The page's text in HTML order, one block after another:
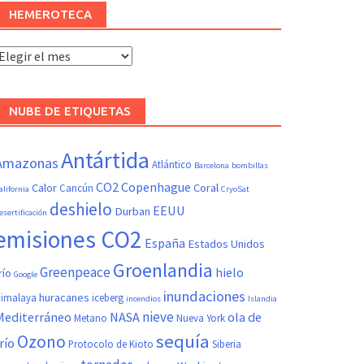
HEMEROTECA
Hemeroteca
NUBE DE ETIQUETAS
Antártida Atlántico Barcelona bombillas
Calor Cancún CO2Copenhague Coral CryoSat
deshielo Durban EEUU
CO2 España Estados Unidos
Google GreenpeaceGroenlandia hielo
huracanes iceberg incendios inundaciones Islandia
Metano NASA nieveNueva Yorkola de
Ozono Protocolo de Kioto sequía Siberia